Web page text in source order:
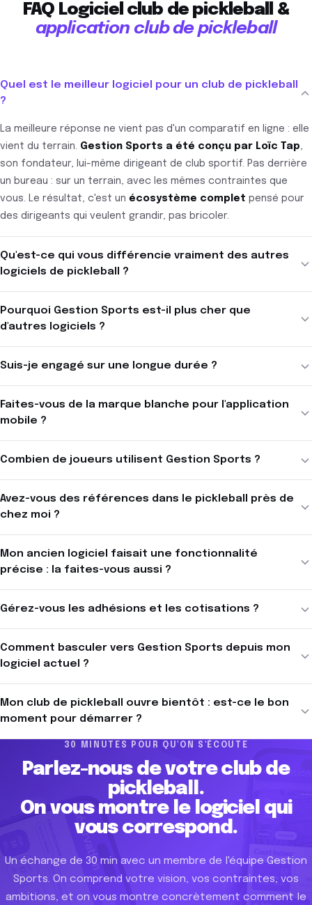
FAQ Logiciel club de pickleball &
application club de pickleball
Quel est le meilleur logiciel pour un club de pickleball
?
La meilleure réponse ne vient pas d'un comparatif en ligne : elle
vient du terrain. Gestion Sports a été conçu par Loïc Tap,
son fondateur, lui-même dirigeant de club sportif. Pas derrière
un bureau : sur un terrain, avec les mêmes contraintes que
vous. Le résultat, c'est un écosystème complet pensé pour
des dirigeants qui veulent grandir, pas bricoler.
Qu'est-ce qui vous différencie vraiment des autres
logiciels de pickleball ?
Pourquoi Gestion Sports est-il plus cher que
d'autres logiciels ?
Suis-je engagé sur une longue durée ?
Faites-vous de la marque blanche pour l'application
mobile ?
Combien de joueurs utilisent Gestion Sports ?
Avez-vous des références dans le pickleball près de
chez moi ?
Mon ancien logiciel faisait une fonctionnalité
précise : la faites-vous aussi ?
Gérez-vous les adhésions et les cotisations ?
Comment basculer vers Gestion Sports depuis mon
logiciel actuel ?
Mon club de pickleball ouvre bientôt : est-ce le bon
moment pour démarrer ?
30 MINUTES POUR QU'ON S'ÉCOUTE
Parlez-nous de votre club de
pickleball.
On vous montre le logiciel qui
vous correspond.
Un échange de 30 min avec un membre de l'équipe Gestion
Sports. On comprend votre vision, vos contraintes, vos
ambitions, et on vous montre concrètement comment le